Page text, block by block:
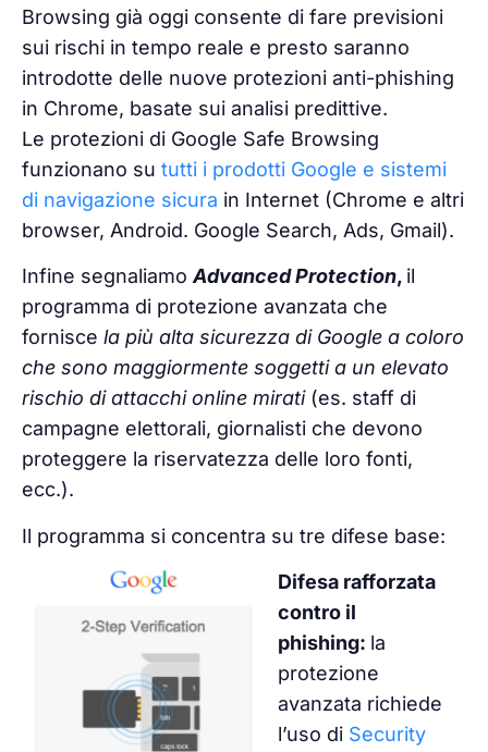
Browsing già oggi consente di fare previsioni
sui rischi in tempo reale e presto saranno
introdotte delle nuove protezioni anti-phishing
in Chrome, basate sui analisi predittive.
Le protezioni di Google Safe Browsing
funzionano su tutti i prodotti Google e sistemi
di navigazione sicura in Internet (Chrome e altri
browser, Android. Google Search, Ads, Gmail).
Infine segnaliamoAdvanced Protection, il
programma di protezione avanzata che
fornisce la più alta sicurezza di Google a coloro
che sono maggiormente soggetti a un elevato
rischio di attacchi online mirati (es. staff di
campagne elettorali, giornalisti che devono
proteggere la riservatezza delle loro fonti,
ecc.).
Il programma si concentra su tre difese base:
Difesa rafforzata
contro il
phishing: la
protezione
avanzata richiede
l’uso di Security